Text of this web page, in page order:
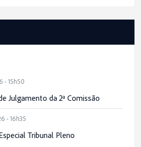
- 15h50
Julgamento da 2ª Comissão
- 16h35
Tribunal Pleno